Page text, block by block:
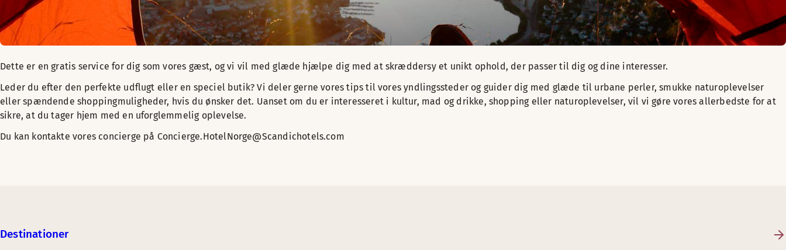
Dette er en gratis service for dig som vores gæst, og vi vil med glæde hjælpe dig med at skræddersy et unikt ophold, der passer til dig og dine interesser.
Leder du efter den perfekte udflugt eller en speciel butik? Vi deler gerne vores tips til vores yndlingssteder og guider dig med glæde til urbane perler, smukke naturoplevelser
eller spændende shoppingmuligheder, hvis du ønsker det. Uanset om du er interesseret i kultur, mad og drikke, shopping eller naturoplevelser, vil vi gøre vores allerbedste for at
sikre, at du tager hjem med en uforglemmelig oplevelse.
Du kan kontakte vores concierge på Concierge.HotelNorge@Scandichotels.com
Destinationer